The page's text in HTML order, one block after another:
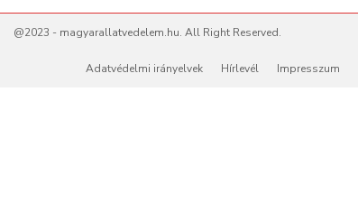
@2023 - magyarallatvedelem.hu. All Right Reserved.
Adatvédelmi irányelvek Hírlevél Impresszum